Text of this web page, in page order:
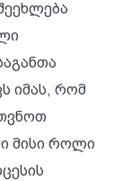
იმას, რომ
მისი როლი